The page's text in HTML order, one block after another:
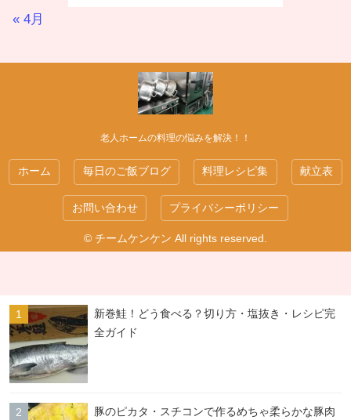
« 4月
老人ホームの料理の悩みを解決！！
ホーム 毎日のご飯ブログ 料理レシピ集 献立表
お問い合わせ プライバシーポリシー
© チームケンケン All rights reserved.
新巻鮭！どう食べる？切り方・塩抜き・レシピ完
全ガイド
豚のピカタ・スチコンで作るめちゃ柔らかな豚肉